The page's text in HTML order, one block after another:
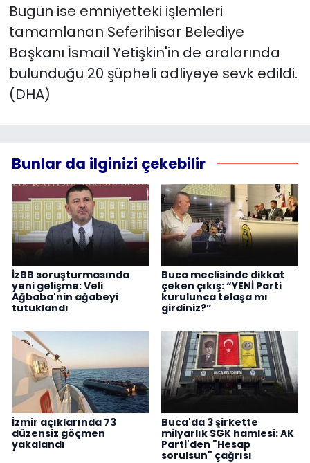
değişmedi
Bugün ise emniyetteki işlemleri
tamamlanan Seferihisar Belediye
Başkanı İsmail Yetişkin'in de aralarında
bulunduğu 20 şüpheli adliyeye sevk edildi.
(DHA)
Bunlar da ilginizi çekebilir
İzBB soruşturmasında
yeni gelişme: Veli
Ağbaba'nin ağabeyi
tutuklandı
Buca meclisinde dikkat
çeken çıkış: “YENİ Parti
kurulunca telaşa mı
girdiniz?”
İzmir açıklarında 73
düzensiz göçmen
yakalandı
Buca'da 3 şirkette
milyarlık SGK hamlesi: AK
Parti'den "Hesap
sorulsun" çağrısı